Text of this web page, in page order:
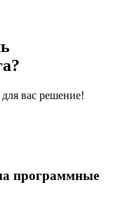
вас решение!
программные